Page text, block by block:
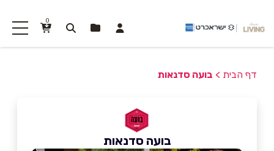
0
דף הבית > בועה סדנאות
בועה סדנאות